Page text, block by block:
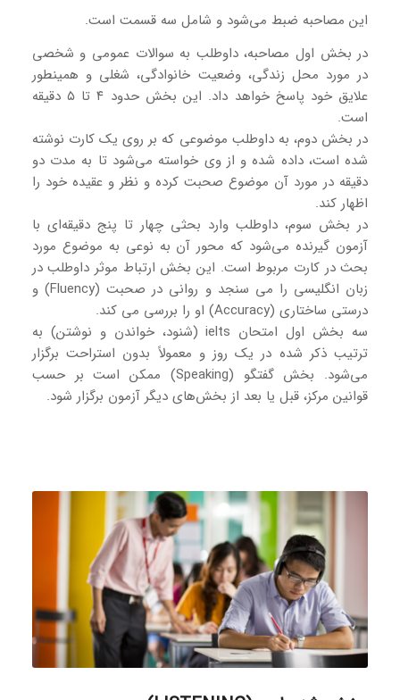
این مصاحبه ضبط‌ می‌شود و شامل سه قسمت است.
در بخش اول مصاحبه، داوطلب به‌ سوالات عمومی و شخصی
در مورد محل ‌زندگی‌، وضعیت خانوادگی، شغلی و همینطور
علایق خود پاسخ خواهد داد. این بخش حدود ۴ تا ۵ دقیقه
است.
در بخش دوم، به داوطلب موضوعی که بر روی یک کارت نوشته
شده ‌است، داده شده و از وی خواسته می‌شود تا به مدت دو
دقیقه در مورد آن موضوع صحبت کرده و نظر و عقیده خود را
اظهار کند.
در بخش سوم، داوطلب وارد بحثی چهار تا پنج‌ دقیقه‌ای با
آزمون گیرنده می‌شود که محور آن به‌ نوعی به موضوع مورد
بحث در کارت مربوط است. این بخش ارتباط موثر داوطلب در
زبان انگلیسی را می سنجد و روانی در صحبت (Fluency) و
درستی ساختاری (Accuracy) او را بررسی می کند.
سه بخش اول امتحان ielts (شنود، خواندن و نوشتن) به
ترتیب ذکر شده در یک روز و معمولاً بدون استراحت برگزار
می‌شود. بخش گفتگو (Speaking) ممکن است بر حسب
قوانین مرکز، قبل یا بعد از بخش‌های دیگر آزمون برگزار شود.